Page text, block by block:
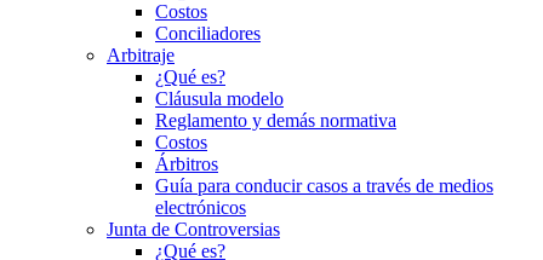
Costos
Conciliadores
Arbitraje
¿Qué es?
Cláusula modelo
Reglamento y demás normativa
Costos
Árbitros
Guía para conducir casos a través de medios
electrónicos
Junta de Controversias
¿Qué es?